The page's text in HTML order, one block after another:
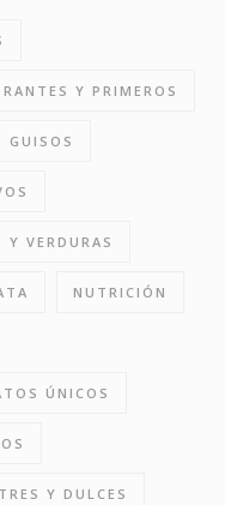
Y PRIMEROS
GUISOS
Y VERDURAS
NUTRICIÓN
ÚNICOS
Y DULCES